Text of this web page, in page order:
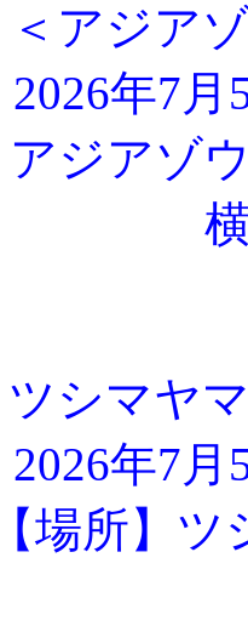
＜アジア
2026年7
アジア
ツシマヤ
2026年7
【場所】